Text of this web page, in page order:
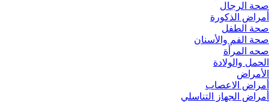
صحة الرجال
أمراض الذكورة
صحة الطفل
صحة الفم والأسنان
صحه المرأة
الحمل والولادة
الأمراض
أمراض الاعصاب
أمراض الجهاز التناسلي